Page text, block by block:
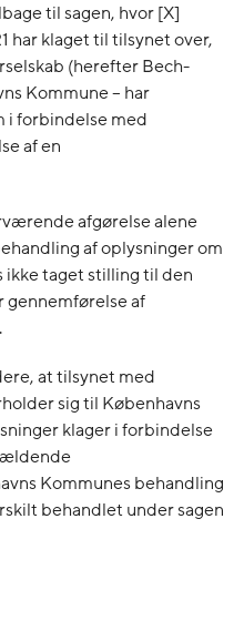
til sagen, hvor [X]
har klaget til tilsynet over,
(herefter Bech-
Kommune – har
i forbindelse med
af en
afgørelse alene
af oplysninger om
ikke taget stilling til den
af
at tilsynet med
sig til Københavns
klager i forbindelse
Kommunes behandling
behandlet under sagen